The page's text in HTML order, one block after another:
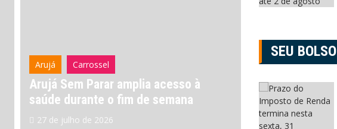
amplia acesso à
o fim de semana
Legislativo
Lei cria Check-Up das Mulheres em
Arujá para prevenção
SEU BOLSO